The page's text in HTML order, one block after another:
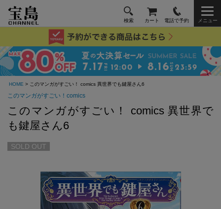
検索 カート 電話で予約 メニュー
HOME > このマンガがすごい！ comics 異世界でも鍵屋さん6
このマンガがすごい！comics
このマンガがすごい！ comics 異世界で
も鍵屋さん6
SOLD OUT